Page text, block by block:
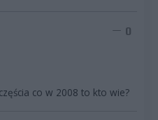
0
co w 2008 to kto wie?